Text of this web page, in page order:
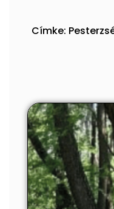
Címke: